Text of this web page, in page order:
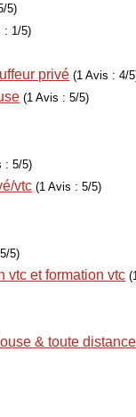
5)
: 1/5)
privé (1 Avis : 4/
(1 Avis : 5/5)
: 5/5)
vtc (1 Avis : 5/5)
5)
vtc et formation vtc
& toute distance